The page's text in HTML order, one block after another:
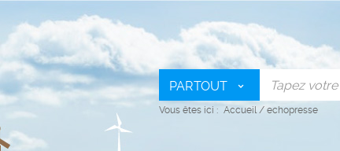
PARTOUT
Vous êtes ici : Accueil / echopresse